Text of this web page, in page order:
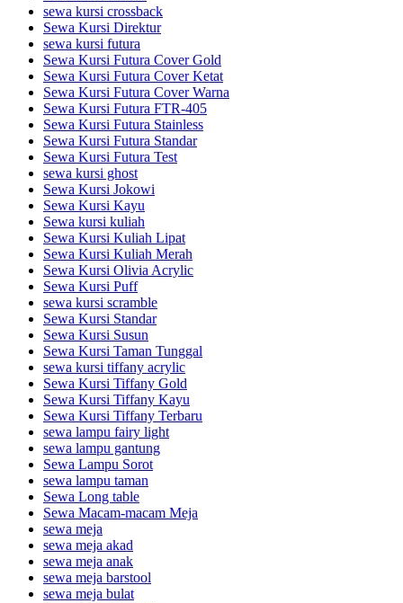
sewa kursi crossback
Sewa Kursi Direktur
sewa kursi futura
Sewa Kursi Futura Cover Gold
Sewa Kursi Futura Cover Ketat
Sewa Kursi Futura Cover Warna
Sewa Kursi Futura FTR-405
Sewa Kursi Futura Stainless
Sewa Kursi Futura Standar
Sewa Kursi Futura Test
sewa kursi ghost
Sewa Kursi Jokowi
Sewa Kursi Kayu
Sewa kursi kuliah
Sewa Kursi Kuliah Lipat
Sewa Kursi Kuliah Merah
Sewa Kursi Olivia Acrylic
Sewa Kursi Puff
sewa kursi scramble
Sewa Kursi Standar
Sewa Kursi Susun
Sewa Kursi Taman Tunggal
sewa kursi tiffany acrylic
Sewa Kursi Tiffany Gold
Sewa Kursi Tiffany Kayu
Sewa Kursi Tiffany Terbaru
sewa lampu fairy light
sewa lampu gantung
Sewa Lampu Sorot
sewa lampu taman
Sewa Long table
Sewa Macam-macam Meja
sewa meja
sewa meja akad
sewa meja anak
sewa meja barstool
sewa meja bulat